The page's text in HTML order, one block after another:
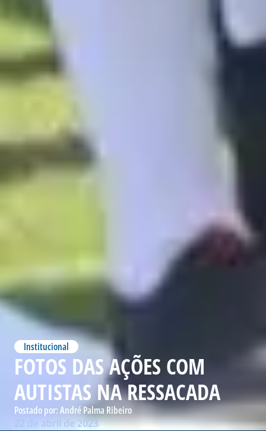
Institucional
FOTOS DAS AÇÕES COM
AUTISTAS NA RESSACADA
Postado por:André Palma Ribeiro
22 de abril de 2023